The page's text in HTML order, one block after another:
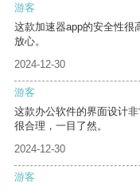
游客
这款加速器app的安全性很
放心。
2024-12-30
游客
这款办公软件的界面设计
很合理，一目了然。
2024-12-30
游客